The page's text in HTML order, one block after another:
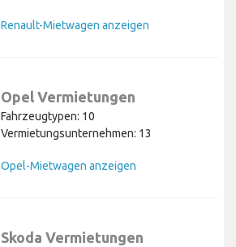
Renault-Mietwagen anzeigen
Opel Vermietungen
Fahrzeugtypen: 10
Vermietungsunternehmen: 13
Opel-Mietwagen anzeigen
Skoda Vermietungen